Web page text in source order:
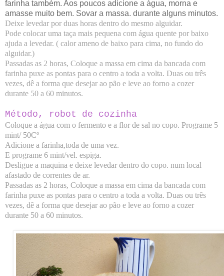
farinha também. Aos poucos adicione a água, morna e
amasse muito bem. Sovar a massa. durante alguns minutos.
Deixe levedar por duas horas dentro do mesmo alguidar.
Pode colocar uma taça mais pequena com água quente por baixo
ajuda a levedar. ( calor ameno de baixo para cima, no fundo do
alguidar.)
Passadas as 2 horas, Coloque a massa em cima da bancada com
farinha puxe as pontas para o centro a toda a volta. Duas ou três
vezes, dê a forma que desejar ao pão e leve ao forno a cozer
durante 50 a 60 minutos.
Método, robot de cozinha
Coloque a água com o fermento e a flor de sal no copo. Programe 5
mint/ 50Cº
Adicione a farinha,toda de uma vez.
E programe 6 mint/vel. espiga.
Desligue a maquina e deixe levedar dentro do copo. num local
afastado de correntes de ar.
Passadas as 2 horas, Coloque a massa em cima da bancada com
farinha puxe as pontas para o centro a toda a volta. Duas ou três
vezes, dê a forma que desejar ao pão e leve ao forno a cozer
durante 50 a 60 minutos.